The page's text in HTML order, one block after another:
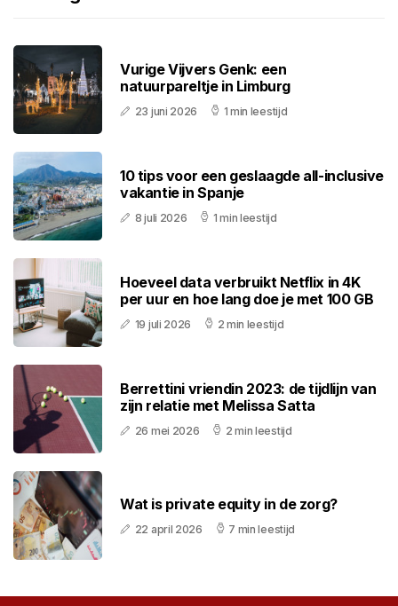
Vurige Vijvers Genk: een
natuurpareltje in Limburg
23 juni 2026 1 min leestijd
10 tips voor een geslaagde all-inclusive
vakantie in Spanje
8 juli 2026 1 min leestijd
Hoeveel data verbruikt Netflix in 4K
per uur en hoe lang doe je met 100 GB
19 juli 2026 2 min leestijd
Berrettini vriendin 2023: de tijdlijn van
zijn relatie met Melissa Satta
26 mei 2026 2 min leestijd
Wat is private equity in de zorg?
22 april 2026 7 min leestijd